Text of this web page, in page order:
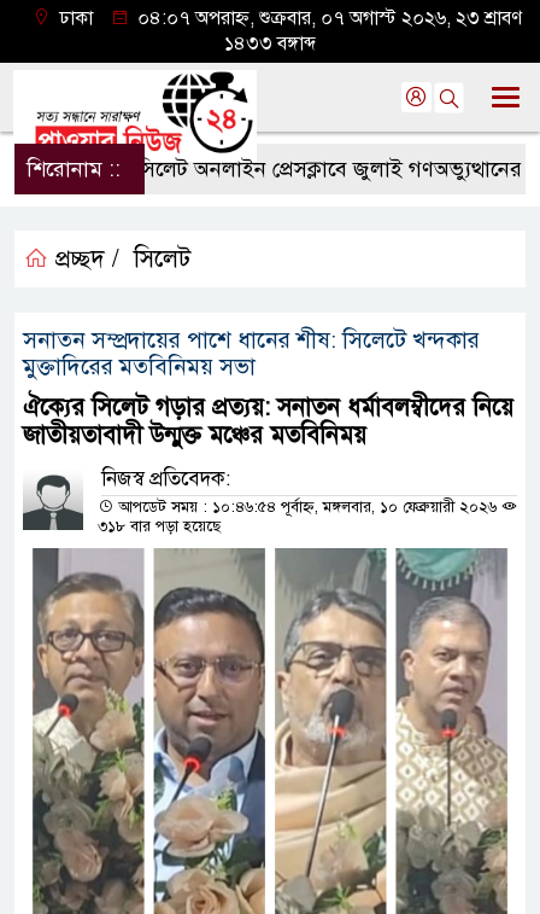
ঢাকা
০৪:০৭ অপরাহ্ন, শুক্রবার, ০৭ অগাস্ট ২০২৬, ২৩ শ্রাবণ
১৪৩৩ বঙ্গাব্দ
শিরোনাম ::সিলেট অনলাইন প্রেসক্লাবে জুলাই গণঅভ্যুত্থানের
প্রচ্ছদ / সিলেট
সনাতন সম্প্রদায়ের পাশে ধানের শীষ: সিলেটে খন্দকার
মুক্তাদিরের মতবিনিময় সভা
ঐক্যের সিলেট গড়ার প্রত্যয়: সনাতন ধর্মাবলম্বীদের নিয়ে
জাতীয়তাবাদী উন্মুক্ত মঞ্চের মতবিনিময়
নিজস্ব প্রতিবেদক:
আপডেট সময় : ১০:৪৬:৫৪ পূর্বাহ্ন, মঙ্গলবার, ১০ ফেব্রুয়ারী ২০২৬
৩১৮ বার পড়া হয়েছে